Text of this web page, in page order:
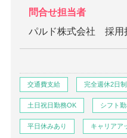
問合せ担当者
パルド株式会社 採用
交通費支給 完全週休2日制
土日祝日勤務OK シフト
平日休みあり キャリアア